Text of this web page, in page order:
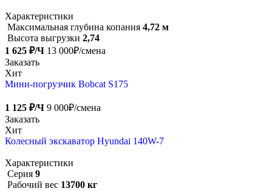
Характеристики
Максимальная глубина копания 4,72 м
Высота выгрузки 2,74
1 625 ₽/Ч 13 000₽/смена
Заказать
Хит
Мини-погрузчик Bobcat S175
1 125 ₽/Ч 9 000₽/смена
Заказать
Хит
Колесный экскаватор Hyundai 140W-7
Характеристики
Серия 9
Рабочий вес 13700 кг